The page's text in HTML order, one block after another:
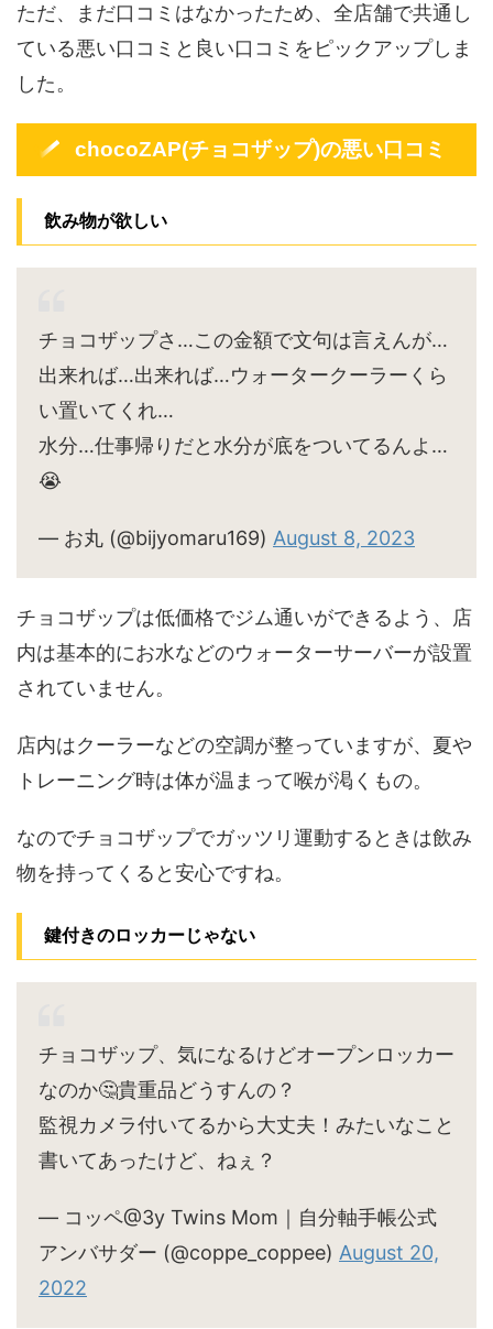
ただ、まだ口コミはなかったため、全店舗で共通し
ている悪い口コミと良い口コミをピックアップしま
した。
chocoZAP(チョコザップ)の悪い口コミ
飲み物が欲しい
チョコザップさ…この金額で文句は言えんが…
出来れば…出来れば…ウォータークーラーくら
い置いてくれ…
水分…仕事帰りだと水分が底をついてるんよ…
😭
— お丸 (@bijyomaru169) August 8, 2023
チョコザップは低価格でジム通いができるよう、店
内は基本的にお水などのウォーターサーバーが設置
されていません。
店内はクーラーなどの空調が整っていますが、夏や
トレーニング時は体が温まって喉が渇くもの。
なのでチョコザップでガッツリ運動するときは飲み
物を持ってくると安心ですね。
鍵付きのロッカーじゃない
チョコザップ、気になるけどオープンロッカー
なのか🤔貴重品どうすんの？
監視カメラ付いてるから大丈夫！みたいなこと
書いてあったけど、ねぇ？
— コッペ@3y Twins Mom｜自分軸手帳公式
アンバサダー (@coppe_coppee) August 20,
2022